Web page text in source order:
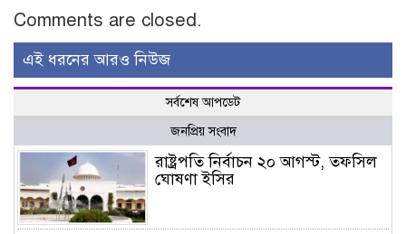
Comments are closed.
এই ধরনের আরও নিউজ
সর্বশেষ আপডেট
জনপ্রিয় সংবাদ
রাষ্ট্রপতি নির্বাচন ২০ আগস্ট, তফসিল
ঘোষণা ইসির